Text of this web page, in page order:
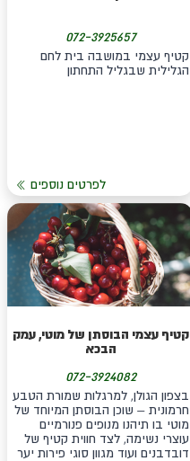
072-3925657
קטיף עצמי במושבה בית לחם
הגלילית שבגליל התחתון
לפרטים נוספים
קטיף עצמי הבוסתן של מוטי, עמק
הבכא
072-3924082
בצפון הגולן, למרגלות שמורת הטבע
חרמונית – שוכן הבוסתן המיוחד של
מוטי בו תיהנו מנופים פנורמיים
עוצרי נשימה, לצד חווית קטיף של
דובדבנים ועוד מגוון סוגי פירות יער